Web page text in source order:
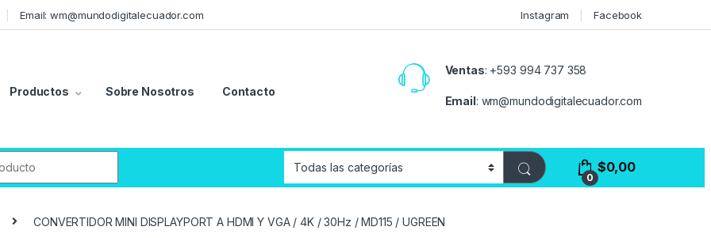
Email: wm@mundodigitalecuador.com Instagram Facebook
Productos Sobre Nosotros Contacto
Ventas: +593 994 737 358
Email: wm@mundodigitalecuador.com
0
$0,00
CONVERTIDOR MINI DISPLAYPORT A HDMI Y VGA / 4K / 30Hz / MD115 / UGREEN